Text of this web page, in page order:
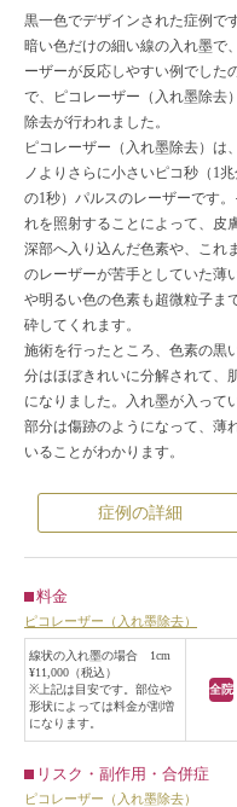
黒一色でデザインされた症例です
暗い色だけの細い線の入れ墨で
ーザーが反応しやすい例でした
で、ピコレーザー（入れ墨除去
除去が行われました。
ピコレーザー（入れ墨除去）は
ノよりさらに小さいピコ秒（1
の1秒）パルスのレーザーです。
れを照射することによって、皮
深部へ入り込んだ色素や、これ
のレーザーが苦手としていた薄
や明るい色の色素も超微粒子ま
砕してくれます。
施術を行ったところ、色素の黒
分はほぼきれいに分解されて、
になりました。入れ墨が入って
部分は傷跡のようになって、薄
いることがわかります。
症例の詳細
料金
ピコレーザー（入れ墨除去）
線状の入れ墨の場合 1cm
¥11,000（税込）
※上記は目安です。部位や
形状によっては料金が割増
になります。
全院
リスク・副作用・合併症
ピコレーザー（入れ墨除去）